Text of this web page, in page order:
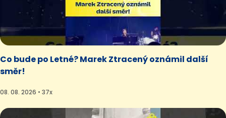
Co bude po Letné? Marek Ztracený oznámil další
směr!
08. 08. 2026 • 37x